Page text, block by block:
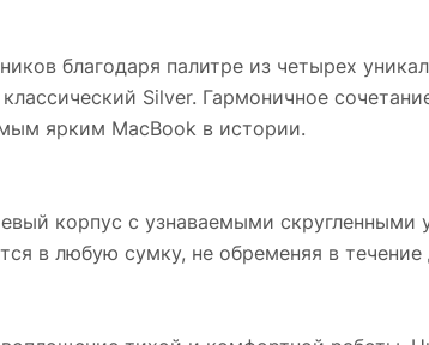
благодаря палитре из четырех
Silver. Гармоничное
ярким MacBook в истории.
корпус с узнаваемыми скругленными
в любую сумку, не обременяя в течение